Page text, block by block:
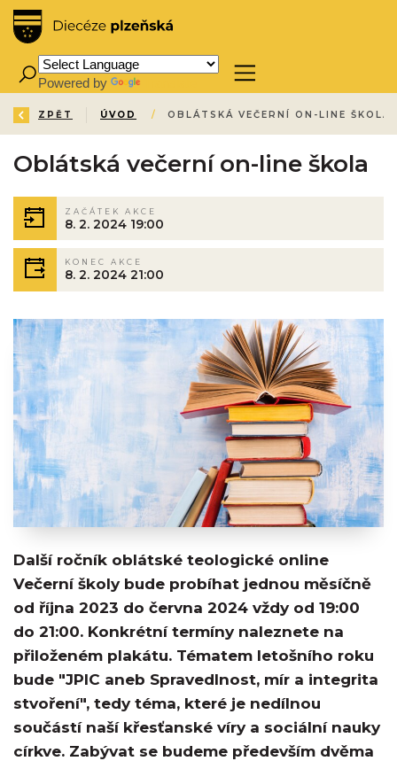
Powered by
ZPĚT ÚVOD / OBLÁTSKÁ VEČERNÍ ON-LINE ŠKOLA
Oblátská večerní on-line škola
ZAČÁTEK AKCE
8. 2. 2024 19:00
KONEC AKCE
8. 2. 2024 21:00
Další ročník oblátské teologické online
Večerní školy bude probíhat jednou měsíčně
od října 2023 do června 2024 vždy od 19:00
do 21:00. Konkrétní termíny naleznete na
přiloženém plakátu. Tématem letošního roku
bude "JPIC aneb Spravedlnost, mír a integrita
stvoření", tedy téma, které je nedílnou
součástí naší křesťanské víry a sociální nauky
církve. Zabývat se budeme především dvěma